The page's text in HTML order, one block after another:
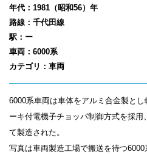
年代：1981（昭和56）年
路線：千代田線
駅：ー
車両：6000系
カテゴリ：車両
6000系車両は車体をアルミ合金製と
ーキ付電機子チョッパ制御方式を採
て製造された。
写真は車両製造工場で搬送を待つ